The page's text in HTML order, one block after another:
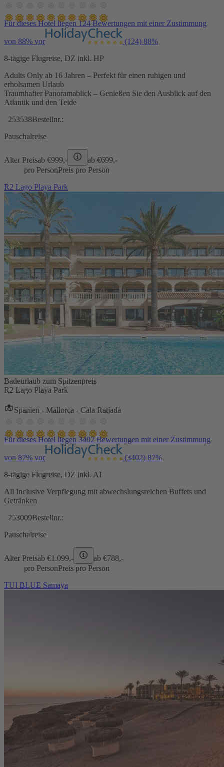
Für dieses Hotel liegen 124 Bewertungen mit einer Zustimmung
von 88% vor (124) 88%
8-tägige Flugreise, DZ inkl. HP
Adults Only ab 16 Jahren – Perfekt für einen ruhigen und
erholsamen Urlaub
Traumhafter Panoramablick – Genießen Sie den Ausblick auf den
Atlantik und den Teide
253538Bestellnr.:
Pauschalreise
Alter Preisab €999,- ab €699,-
pro PersonPreis pro Person
R2 Lago Playa Park
Badeurlaub zum Spitzenpreis
R2 Lago Playa Park
Spanien - Mallorca - Cala Ratjada
Für dieses Hotel liegen 3402 Bewertungen mit einer Zustimmung
von 87% vor (3402) 87%
8-tägige Flugreise, DZ inkl. AI
All Inclusive Verpflegung mit abwechslungsreichen Buffets und
Getränken
253009Bestellnr.:
Pauschalreise
Alter Preisab €1.099,- ab €788,-
pro PersonPreis pro Person
TUI BLUE Samaya